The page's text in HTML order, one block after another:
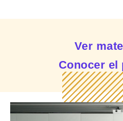
Ver
Conocer el